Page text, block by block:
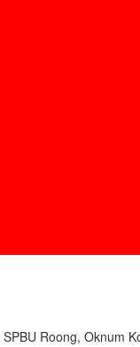
Roong, Oknum